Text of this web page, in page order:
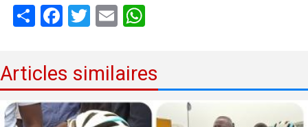
ShareFacebook
Twitter
Email
Articles similaires